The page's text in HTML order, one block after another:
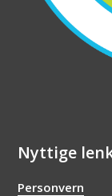
Nyttige
Personvern